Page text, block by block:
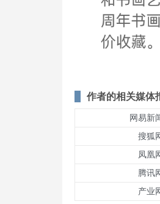
作者的相关媒体
网易新
搜狐
凤凰
腾讯
产业